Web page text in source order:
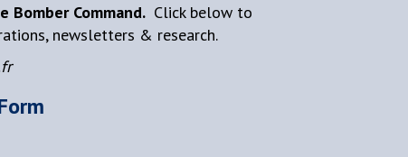
Bomber Command. Click below to
newsletters & research.